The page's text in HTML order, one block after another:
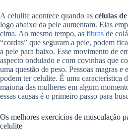
A celulite acontece quando as células
logo abaixo da pele aumentam. Elas
cima. Ao mesmo tempo, as fibras de
“cordas” que seguram a pele, podem
a pele para baixo. Esse movimento de
aspecto ondulado e com covinhas que
uma questão de peso. Pessoas magras e
podem ter celulite. É uma característica
maioria das mulheres em algum
essas causas é o primeiro passo para
Os melhores exercícios de musculação
celulite